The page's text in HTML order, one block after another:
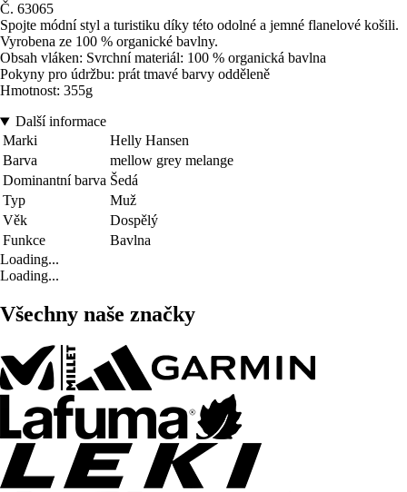
Č. 63065
Spojte módní styl a turistiku díky této odolné a jemné flanelové košili.
Vyrobena ze 100 % organické bavlny.
Obsah vláken: Svrchní materiál: 100 % organická bavlna
Pokyny pro údržbu: prát tmavé barvy odděleně
Hmotnost: 355g
Další informace
Marki
Helly Hansen
Barva
mellow grey melange
Dominantní barva Šedá
Typ
Muž
Věk
Dospělý
Funkce
Bavlna
Loading...
Loading...
Všechny naše značky